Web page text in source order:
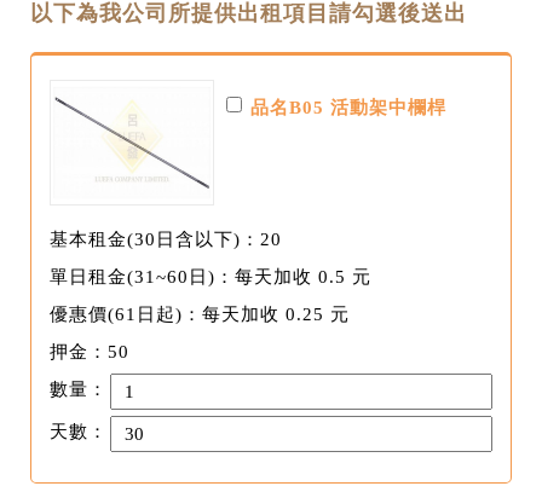
以下為我公司所提供出租項目請勾選後送出
品名B05 活動架中欄桿
基本租金(30日含以下)：20
單日租金(31~60日)：每天加收 0.5 元
優惠價(61日起)：每天加收 0.25 元
押金：50
數量：
天數：